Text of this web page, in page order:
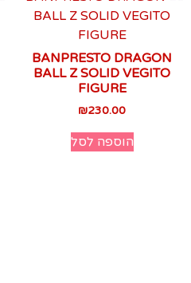
BANPRESTO DRAGON
BALL Z SOLID VEGITO
FIGURE
₪230.00
הוספה לסל